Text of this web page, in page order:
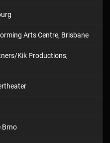
Arts Centre, Brisbane
Kik Productions,
Brno